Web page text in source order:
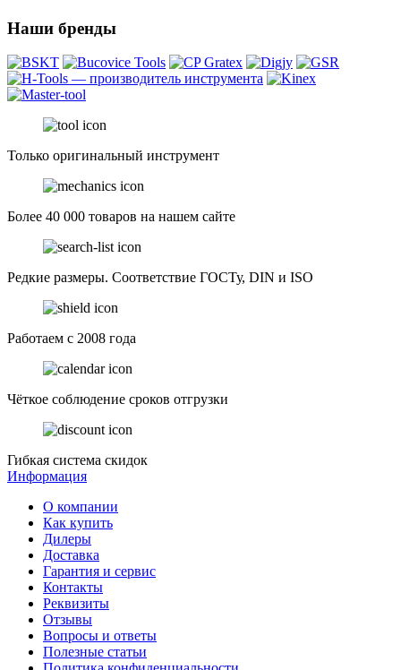
Наши бренды
Только оригинальный инструмент
Более 40 000 товаров на нашем сайте
Редкие размеры. Соответствие ГОСТу, DIN и ISO
Работаем с 2008 года
Чёткое соблюдение сроков отгрузки
Гибкая система скидок
Информация
О компании
Как купить
Дилеры
Доставка
Гарантия и сервис
Контакты
Реквизиты
Отзывы
Вопросы и ответы
Полезные статьи